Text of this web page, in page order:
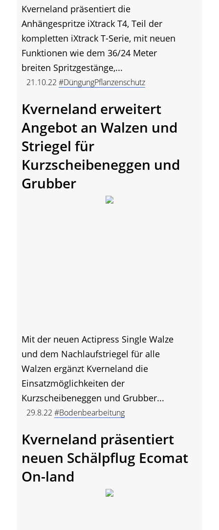
Kverneland präsentiert die
Anhängespritze iXtrack T4, Teil der
kompletten iXtrack T-Serie, mit neuen
Funktionen wie dem 36/24 Meter
breiten Spritzgestänge,...
21.10.22 #DüngungPflanzenschutz
Kverneland erweitert
Angebot an Walzen und
Striegel für
Kurzscheibeneggen und
Grubber
Mit der neuen Actipress Single Walze
und dem Nachlaufstriegel für alle
Walzen ergänzt Kverneland die
Einsatzmöglichkeiten der
Kurzscheibeneggen und Grubber...
29.8.22 #Bodenbearbeitung
Kverneland präsentiert
neuen Schälpflug Ecomat
On-land